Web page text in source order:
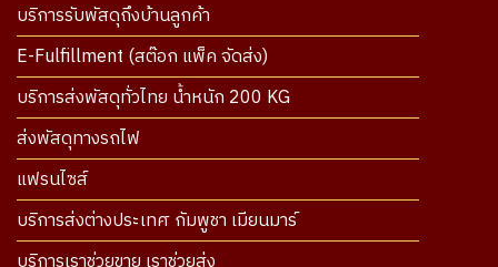
บริการรับพัสดุถึงบ้านลูกค้า
E-Fulfillment (สต๊อก แพ็ค จัดส่ง)
บริการส่งพัสดุทั่วไทย น้ำหนัก 200 KG
ส่งพัสดุทางรถไฟ
แฟรนไซส์
บริการส่งต่างประเทศ กัมพูชา เมียนมาร์